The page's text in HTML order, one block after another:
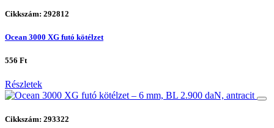
Cikkszám: 292812
Ocean 3000 XG futó kötélzet
556 Ft
Részletek
Cikkszám: 293322